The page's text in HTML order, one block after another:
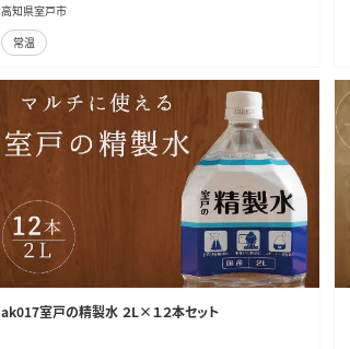
高知県室戸市
常温
ak017室戸の精製水 ２L×１２本セット